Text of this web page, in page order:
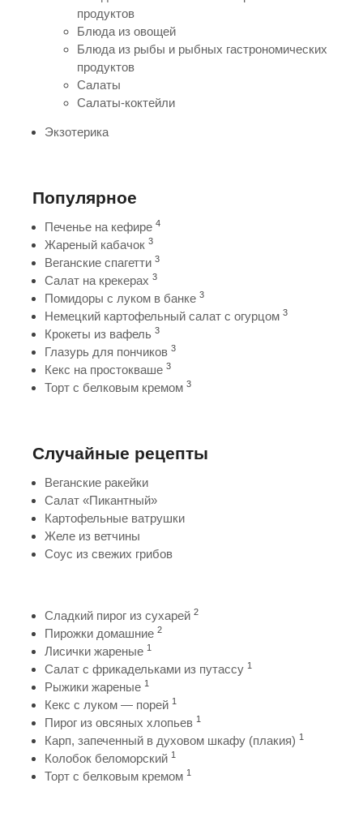
продуктов
Блюда из овощей
Блюда из рыбы и рыбных гастрономических
продуктов
Салаты
Салаты-коктейли
Экзотерика
Популярное
Печенье на кефире 4
Жареный кабачок 3
Веганские спагетти 3
Салат на крекерах 3
Помидоры с луком в банке 3
Немецкий картофельный салат с огурцом 3
Крокеты из вафель 3
Глазурь для пончиков 3
Кекс на простокваше 3
Торт с белковым кремом 3
Случайные рецепты
Веганские ракейки
Салат «Пикантный»
Картофельные ватрушки
Желе из ветчины
Соус из свежих грибов
Сладкий пирог из сухарей 2
Пирожки домашние 2
Лисички жареные 1
Салат с фрикадельками из путассу 1
Рыжики жареные 1
Кекс с луком — порей 1
Пирог из овсяных хлопьев 1
Карп, запеченный в духовом шкафу (плакия) 1
Колобок беломорский 1
Торт с белковым кремом 1